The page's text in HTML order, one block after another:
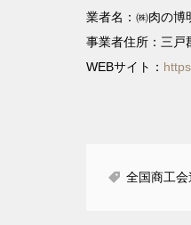
業者名：㈱肉の博
事業者住所：三戸
WEBサイト：
全国商工